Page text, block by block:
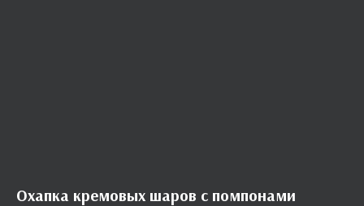
Охапка кремовых шаров с помпонами